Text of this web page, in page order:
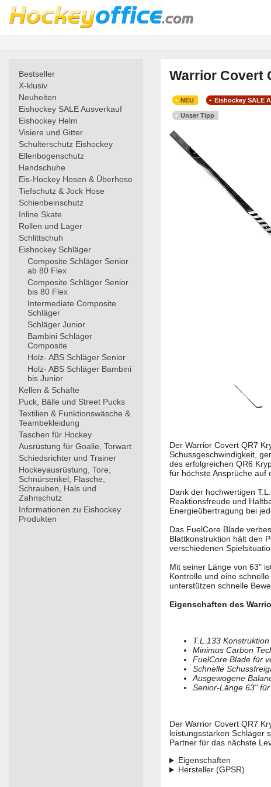
Bestseller
X-klusiv
Neuheiten
Eishockey SALE Ausverkauf
Eishockey Helm
Visiere und Gitter
Schulterschutz Eishockey
Ellenbogenschutz
Handschuhe
Eis-Hockey Hosen & Überhose
Tiefschutz & Jock Hose
Schienbeinschutz
Inline Skate
Rollen und Lager
Schlittschuh
Eishockey Schläger
Composite Schläger Senior
ab 80 Flex
Composite Schläger Senior
bis 80 Flex
Intermediate Composite
Schläger
Schläger Junior
Bambini Schläger
Composite
Holz- ABS Schläger Senior
Holz- ABS Schläger Bambini
bis Junior
Kellen & Schäfte
Puck, Bälle und Street Pucks
Textilien & Funktionswäsche &
Teambekleidung
Taschen für Hockey
Ausrüstung für Goalie, Torwart
Schiedsrichter und Trainer
Hockeyausrüstung, Tore,
Schnürsenkel, Flasche,
Schrauben, Hals und
Zahnschutz
Informationen zu Eishockey
Produkten
Warrior Covert
NEU Eishockey SALE
Unser Tipp
Der Warrior Covert QR7
Schussgeschwindigkeit,
des erfolgreichen QR6
für höchste Ansprüche auf
Dank der hochwertigen
Reaktionsfreude und
Energieübertragung bei
Das FuelCore Blade
Blattkonstruktion hält den
verschiedenen
Mit seiner Länge von 63"
Kontrolle und eine
unterstützen schnelle
Eigenschaften des
T.L.133
Minimus Carbon
FuelCore Blade für
Schnelle
Ausgewogene
Senior-Länge 63"
Der Warrior Covert QR7
leistungsstarken Schläger
Partner für das nächste
Eigenschaften
Hersteller (GPSR)